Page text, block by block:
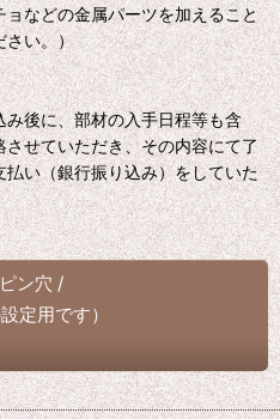
などの金属パーツを加えること
さい。）
後に、部材の入手日程等も含
せていただき、その内容にて了
い（銀行振り込み）をしていた
ン穴 /
定用です）